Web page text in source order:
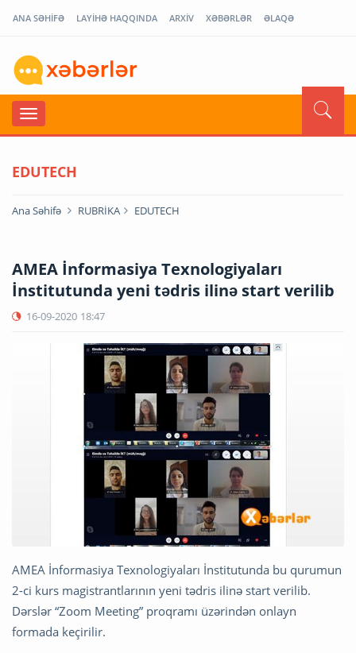
ANA SƏHİFƏ LAYİHƏ HAQQINDA ARXİV XƏBƏRLƏR ƏLAQƏ
EDUTECH
Ana Səhifə RUBRİKA EDUTECH
AMEA İnformasiya Texnologiyaları
İnstitutunda yeni tədris ilinə start verilib
16-09-2020 18:47
AMEA İnformasiya Texnologiyaları İnstitutunda bu qurumun
2-ci kurs magistrantlarının yeni tədris ilinə start verilib.
Dərslər “Zoom Meeting” proqramı üzərindən onlayn
formada keçirilir.